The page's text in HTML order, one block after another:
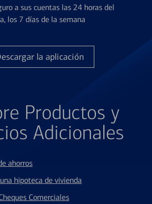
a sus cuentas las 24 horas del
los 7 días de la semana
la aplicación
Productos y
Adicionales
ahorros
hipoteca de vivienda
Comerciales